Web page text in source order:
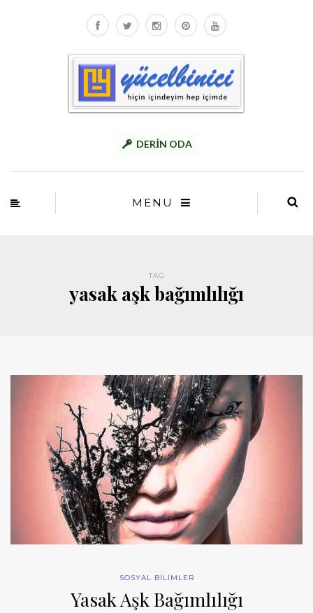
DERİN ODA
MENU
TAG
yasak aşk bağımlılığı
SOSYAL BİLİMLER
Yasak Aşk Bağımlılığı